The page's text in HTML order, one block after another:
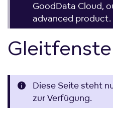
GoodData Cloud,
advanced product.
Diese Seite steht
zur Verfügung.